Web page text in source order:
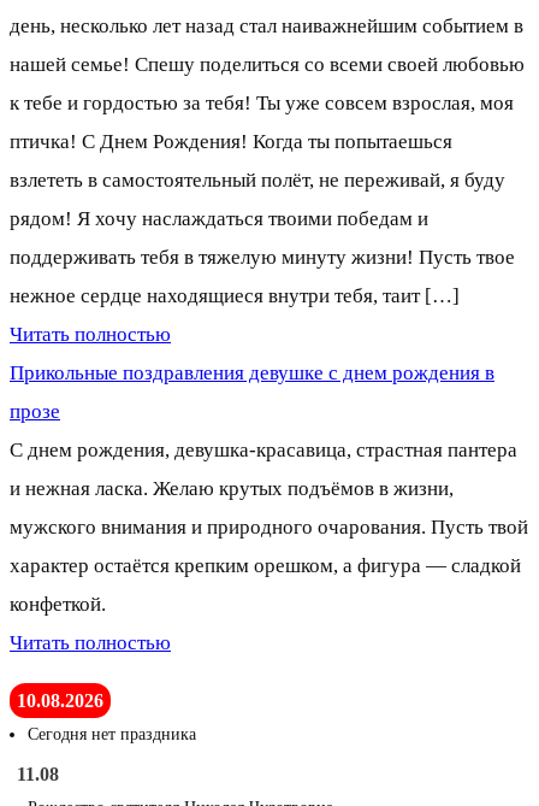
день, несколько лет назад стал наиважнейшим событием в
нашей семье! Спешу поделиться со всеми своей любовью
к тебе и гордостью за тебя! Ты уже совсем взрослая, моя
птичка! С Днем Рождения! Когда ты попытаешься
взлететь в самостоятельный полёт, не переживай, я буду
рядом! Я хочу наслаждаться твоими победам и
поддерживать тебя в тяжелую минуту жизни! Пусть твое
нежное сердце находящиеся внутри тебя, таит […]
Читать полностью
Прикольные поздравления девушке с днем рождения в
прозе
С днем рождения, девушка-красавица, страстная пантера
и нежная ласка. Желаю крутых подъёмов в жизни,
мужского внимания и природного очарования. Пусть твой
характер остаётся крепким орешком, а фигура — сладкой
конфеткой.
Читать полностью
10.08.2026
Сегодня нет праздника
11.08